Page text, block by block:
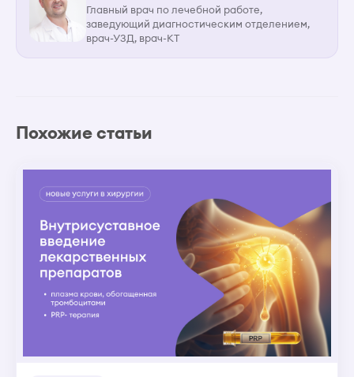
Главный врач по лечебной работе,
заведующий диагностическим отделением,
врач-УЗД, врач-КТ
Похожие статьи